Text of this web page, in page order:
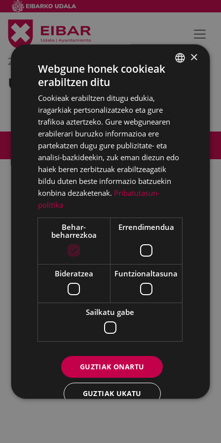
2017/10/03
Udaleko barne bilera
Web mapa Irisgarritasuna
Lege-oharra
Udalaren sare sozial guztiak
Eibarko Udala - Untzaga plaza, 1 | 20600 Eibar
Tfnoa.: 943 70 84 00 / 010 | Faxa: 943 70 84 16 |
IFZ: P2003100A | DIR3 L01200300
×
Webgune honek cookieak
erabiltzen ditu
Cookieak erabiltzen ditugu edukia,
iragarkiak pertsonalizatzeko eta gure
trafikoa aztertzeko. Gure webgunearen
erabilerari buruzko informazioa ere
partekatzen dugu gure publizitate- eta
analisi-bazkideekin, zuk eman diezun edo
haiek beren zerbitzuak erabiltzeagatik
bildu duten beste informazio batzuekin
konbina dezaketenak. Pribatutasun-
politika
Behar-
beharrezkoa
Errendimendua
Bideratzea Funtzionaltasuna
Sailkatu gabe
GUZTIAK ONARTU
GUZTIAK UKATU